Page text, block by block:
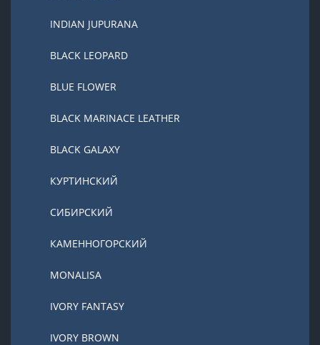
INDIAN JUPURANA
BLACK LEOPARD
BLUE FLOWER
BLACK MARINACE LEATHER
BLACK GALAXY
КУРТИНСКИЙ
СИБИРСКИЙ
КАМЕННОГОРСКИЙ
MONALISA
IVORY FANTASY
IVORY BROWN